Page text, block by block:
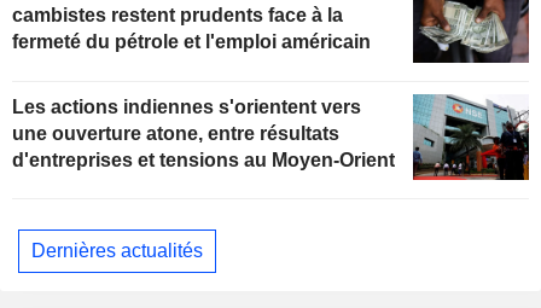
cambistes restent prudents face à la
fermeté du pétrole et l'emploi américain
Les actions indiennes s'orientent vers
une ouverture atone, entre résultats
d'entreprises et tensions au Moyen-Orient
Dernières actualités